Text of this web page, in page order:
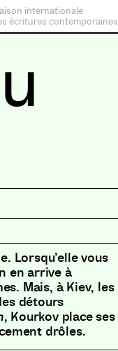
internationale
écritures contemporaines
Lorsqu’elle vous
en arrive à
Mais, à Kiev, les
détours
, Kourkov place ses
drôles.